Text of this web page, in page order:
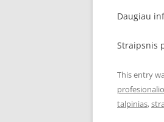
Daugiau
Straipsnis
This entry
talpinias,